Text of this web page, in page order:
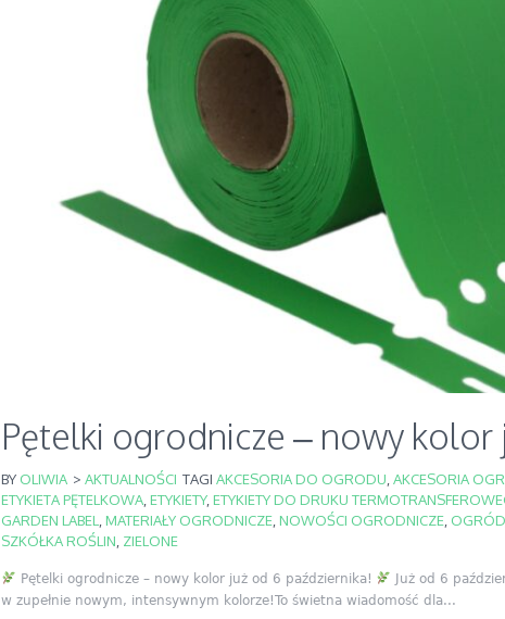
Pętelki ogrodnicze – nowy kolor
BY OLIWIA > AKTUALNOŚCI TAGI AKCESORIA DO OGRODU AKCESORIA
ETYKIETA PĘTELKOWA ETYKIETY, ETYKIETY DO DRUKU
GARDEN LABEL
MATERIAŁY OGRODNICZE NOWOŚCI OGRODNICZE OGRÓD
SZKÓŁKA ROŚLIN ZIELONE
Pętelki ogrodnicze – nowy kolor już od 6 października!
Już od 6
w zupełnie nowym, intensywnym kolorze!To świetna wiadomość dla...